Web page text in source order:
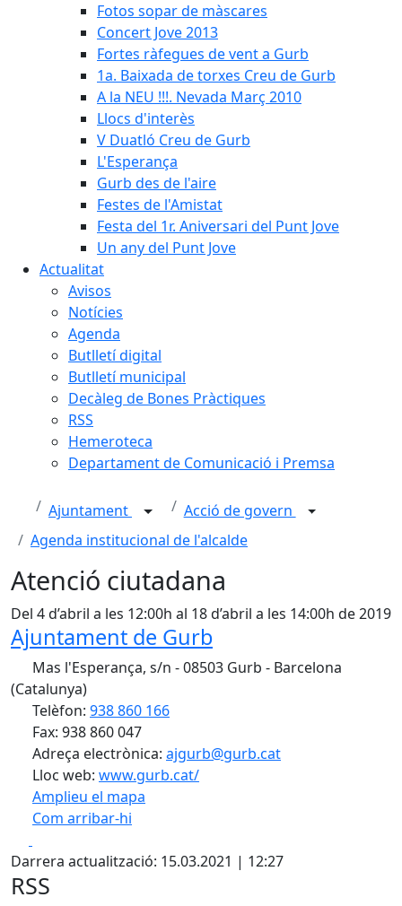
Fotos sopar de màscares
Concert Jove 2013
Fortes ràfegues de vent a Gurb
1a. Baixada de torxes Creu de Gurb
A la NEU !!!. Nevada Març 2010
Llocs d'interès
V Duatló Creu de Gurb
L'Esperança
Gurb des de l'aire
Festes de l'Amistat
Festa del 1r. Aniversari del Punt Jove
Un any del Punt Jove
Actualitat
Avisos
Notícies
Agenda
Butlletí digital
Butlletí municipal
Decàleg de Bones Pràctiques
RSS
Hemeroteca
Departament de Comunicació i Premsa
Ajuntament
Acció de govern
Agenda institucional de l'alcalde
Atenció ciutadana
Del 4 d’abril a les 12:00h al 18 d’abril a les 14:00h de 2019
Ajuntament de Gurb
Mas l'Esperança, s/n - 08503 Gurb - Barcelona
(Catalunya)
Telèfon: 938 860 166
Fax: 938 860 047
Adreça electrònica: ajgurb@gurb.cat
Lloc web: www.gurb.cat/
Amplieu el mapa
Com arribar-hi
+
−
Darrera actualització: 15.03.2021 | 12:27
RSS